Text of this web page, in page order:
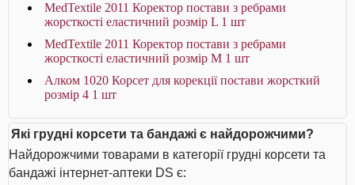
MedTextile 2011 Коректор постави з ребрами
жорсткості еластичний розмір L 1 шт
MedTextile 2011 Коректор постави з ребрами
жорсткості еластичний розмір М 1 шт
Алком 1020 Корсет для корекції постави жорсткий
розмір 4 1 шт
Які грудні корсети та бандажі є найдорожчими?
Найдорожчими товарами в категорії грудні корсети та
бандажі інтернет-аптеки DS є: